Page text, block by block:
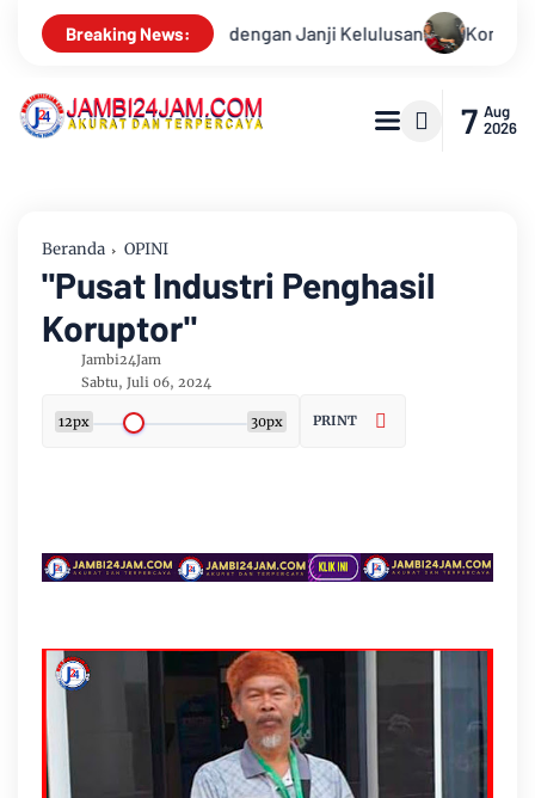
Breaking News:
Konsisten Alirkan Kepedulian, Sinsen Gelar
7 Aug
2026
Beranda OPINI
"Pusat Industri Penghasil
Koruptor"
Jambi24Jam
Sabtu, Juli 06, 2024
12px 30px PRINT